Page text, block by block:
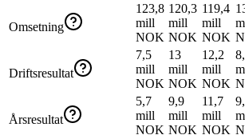
Omsetning
123,8
mill
NOK
120,3
mill
NOK
119,4
mill
NOK
Driftsresultat
7,5
mill
NOK
13
mill
NOK
12,2
mill
NOK
Årsresultat
5,7
mill
NOK
9,9
mill
NOK
11,7
mill
NOK